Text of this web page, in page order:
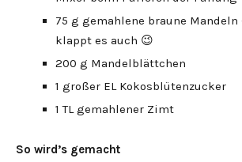
75 g gemahlene braune
klappt es auch 😉
200 g Mandelblättchen
1 großer EL Kokosblütenzucker
1 TL gemahlener Zimt
So wird’s gemacht